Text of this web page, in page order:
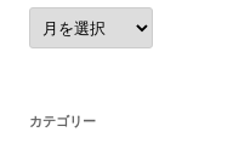
ア
ー
カ
カテゴリー